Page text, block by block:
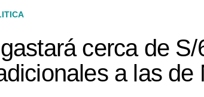
cerca de
a las de